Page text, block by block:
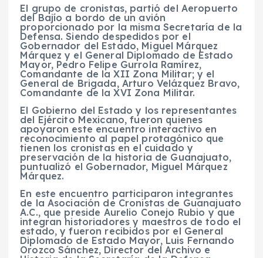
El grupo de cronistas, partió del Aeropuerto
del Bajío a bordo de un avión
proporcionado por la misma Secretaría de la
Defensa. Siendo despedidos por el
Gobernador del Estado, Miguel Márquez
Márquez y el General Diplomado de Estado
Mayor, Pedro Felipe Gurrola Ramírez,
Comandante de la XII Zona Militar; y el
General de Brigada, Arturo Velázquez Bravo,
Comandante de la XVI Zona Militar.
El Gobierno del Estado y los representantes
del Ejército Mexicano, fueron quienes
apoyaron este encuentro interactivo en
reconocimiento al papel protagónico que
tienen los cronistas en el cuidado y
preservación de la historia de Guanajuato,
puntualizó el Gobernador, Miguel Márquez
Márquez.
En este encuentro participaron integrantes
de la Asociación de Cronistas de Guanajuato
A.C., que preside Aurelio Conejo Rubio y que
integran historiadores y maestros de todo el
estado, y fueron recibidos por el General
Diplomado de Estado Mayor, Luis Fernando
Orozco Sánchez, Director del Archivo e